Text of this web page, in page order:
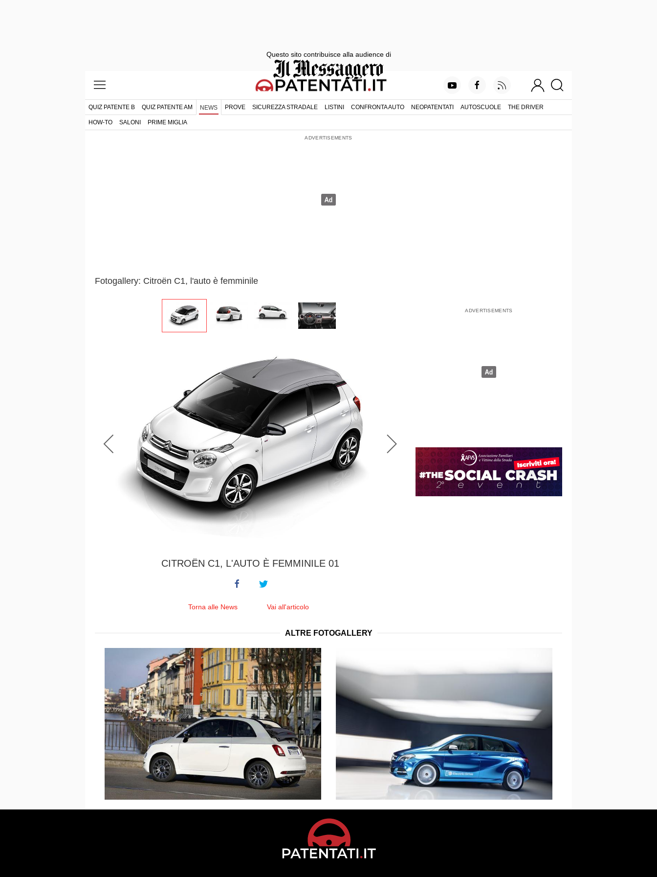
QUIZ PATENTE B QUIZ PATENTE AM NEWS PROVE SICUREZZA STRADALE LISTINI CONFRONTA AUTO NEOPATENTATI AUTOSCUOLE THE DRIVER
HOW-TO SALONI PRIME MIGLIA
Fotogallery: Citroën C1, l'auto è femminile
CITROËN C1, L'AUTO È FEMMINILE 01
Torna alle News Vai all'articolo
ALTRE FOTOGALLERY
Questo sito contribuisce alla audience di